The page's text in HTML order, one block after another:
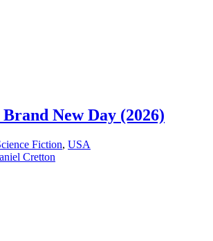
New Day (2026)
Fiction, USA
Cretton